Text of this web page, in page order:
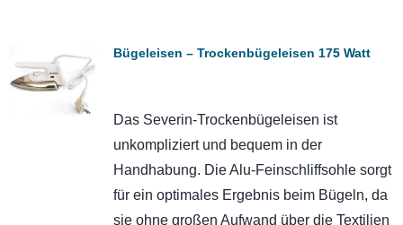
Bügeleisen – Trockenbügeleisen 175 Watt
Das Severin-Trockenbügeleisen ist
unkompliziert und bequem in der
Handhabung. Die Alu-Feinschliffsohle sorgt
für ein optimales Ergebnis beim Bügeln, da
sie ohne großen Aufwand über die Textilien